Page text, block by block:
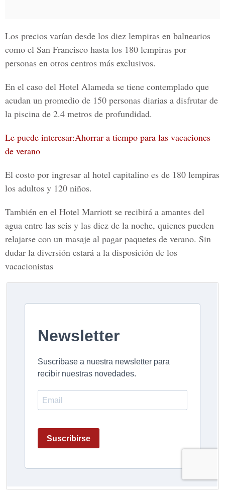
Los precios varían desde los diez lempiras en balnearios
como el San Francisco hasta los 180 lempiras por
personas en otros centros más exclusivos.
En el caso del Hotel Alameda se tiene contemplado que
acudan un promedio de 150 personas diarias a disfrutar de
la piscina de 2.4 metros de profundidad.
Le puede interesar:Ahorrar a tiempo para las vacaciones
de verano
El costo por ingresar al hotel capitalino es de 180 lempiras
los adultos y 120 niños.
También en el Hotel Marriott se recibirá a amantes del
agua entre las seis y las diez de la noche, quienes pueden
relajarse con un masaje al pagar paquetes de verano. Sin
dudar la diversión estará a la disposición de los
vacacionistas